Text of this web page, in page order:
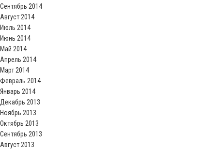
Сентябрь 2014
Август 2014
Июль 2014
Июнь 2014
Май 2014
Апрель 2014
Март 2014
Февраль 2014
Январь 2014
Декабрь 2013
Ноябрь 2013
Октябрь 2013
Сентябрь 2013
Август 2013